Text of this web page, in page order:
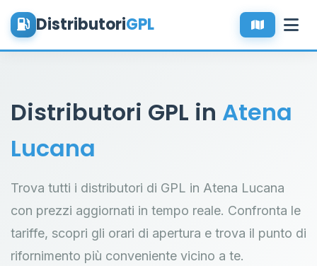
DistributoriGPL
Distributori GPL in Atena
Lucana
Trova tutti i distributori di GPL in Atena Lucana
con prezzi aggiornati in tempo reale. Confronta le
tariffe, scopri gli orari di apertura e trova il punto di
rifornimento più conveniente vicino a te.